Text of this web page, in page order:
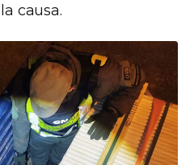
causa.